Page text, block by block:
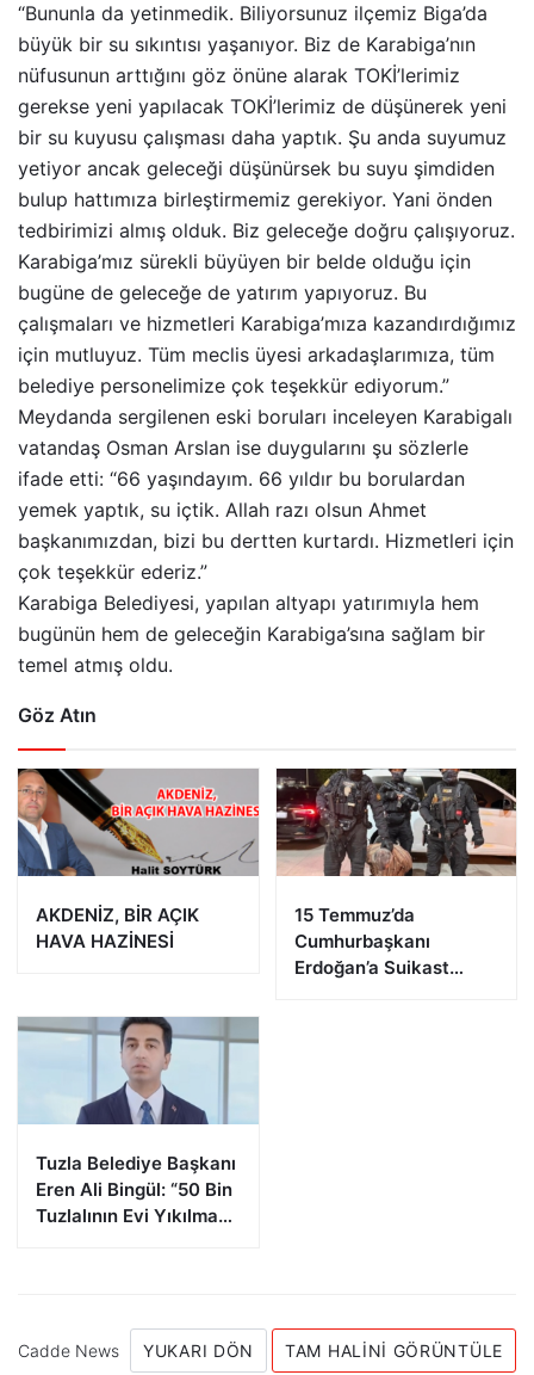
“Bununla da yetinmedik. Biliyorsunuz ilçemiz Biga’da
büyük bir su sıkıntısı yaşanıyor. Biz de Karabiga’nın
nüfusunun arttığını göz önüne alarak TOKİ’lerimiz
gerekse yeni yapılacak TOKİ’lerimiz de düşünerek yeni
bir su kuyusu çalışması daha yaptık. Şu anda suyumuz
yetiyor ancak geleceği düşünürsek bu suyu şimdiden
bulup hattımıza birleştirmemiz gerekiyor. Yani önden
tedbirimizi almış olduk. Biz geleceğe doğru çalışıyoruz.
Karabiga’mız sürekli büyüyen bir belde olduğu için
bugüne de geleceğe de yatırım yapıyoruz. Bu
çalışmaları ve hizmetleri Karabiga’mıza kazandırdığımız
için mutluyuz. Tüm meclis üyesi arkadaşlarımıza, tüm
belediye personelimize çok teşekkür ediyorum.”
Meydanda sergilenen eski boruları inceleyen Karabigalı
vatandaş Osman Arslan ise duygularını şu sözlerle
ifade etti: “66 yaşındayım. 66 yıldır bu borulardan
yemek yaptık, su içtik. Allah razı olsun Ahmet
başkanımızdan, bizi bu dertten kurtardı. Hizmetleri için
çok teşekkür ederiz.”
Karabiga Belediyesi, yapılan altyapı yatırımıyla hem
bugünün hem de geleceğin Karabiga’sına sağlam bir
temel atmış oldu.
Göz Atın
AKDENİZ, BİR AÇIK
HAVA HAZİNESİ
15 Temmuz’da
Cumhurbaşkanı
Erdoğan’a Suikast
Tuzla Belediye Başkanı
Eren Ali Bingül: “50 Bin
Tuzlalının Evi Yıkılma
Cadde News YUKARI DÖN TAM HALINI GÖRÜNTÜLE